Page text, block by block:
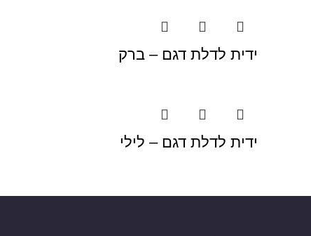
ידית לדלת דגם – ברק
ידית לדלת דגם – לילי